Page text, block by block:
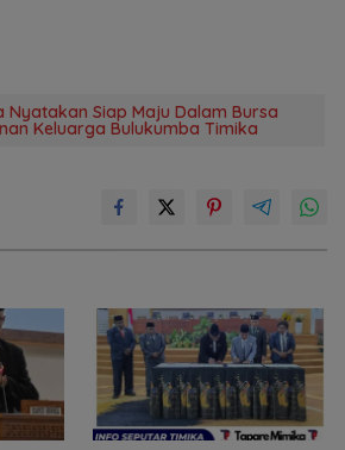
Nyatakan Siap Maju Dalam Bursa
Keluarga Bulukumba Timika